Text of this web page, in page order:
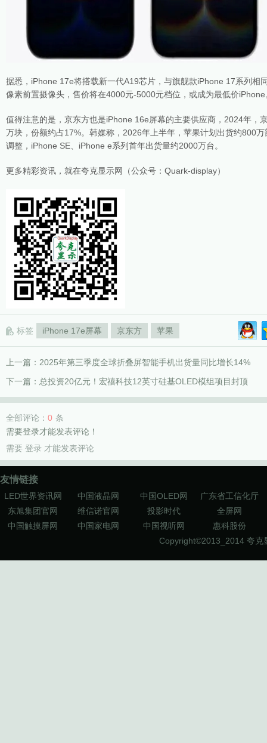
据悉，iPhone 17e将搭载新一代A19芯片，与旗舰款iPhone 17系列相
像素前置摄像头，售价将在4000元-5000元档位，或成为最低价iPhone
值得注意的是，京东方也是iPhone 16e屏幕的主要供应商，2024年，
万块，份额约占17%。韩媒称，2026年上半年，苹果计划出货约800
调整，iPhone SE、iPhone e系列首年出货量约2000万台。
更多精彩资讯，就在夸克显示网（公众号：Quark-display）
标签 iPhone 17e屏幕 京东方 苹果
上一篇： 2025年第三季度全球折叠屏智能手机出货量同比增长14%
下一篇： 总投资20亿元！宏禧科技12英寸硅基OLED模组项目封顶
全部评论： 0 条
需要登录才能发表评论！
需要 登录 才能发表评论
友情链接
LED世界资讯网 中国液晶网 中国OLED网
广东省工信化厅
东旭集团官网
维信诺官网 投影时代
全屏网
中国触摸屏网
中国家电网 中国视听网
惠科股份
Copyright©2013_2014 夸克